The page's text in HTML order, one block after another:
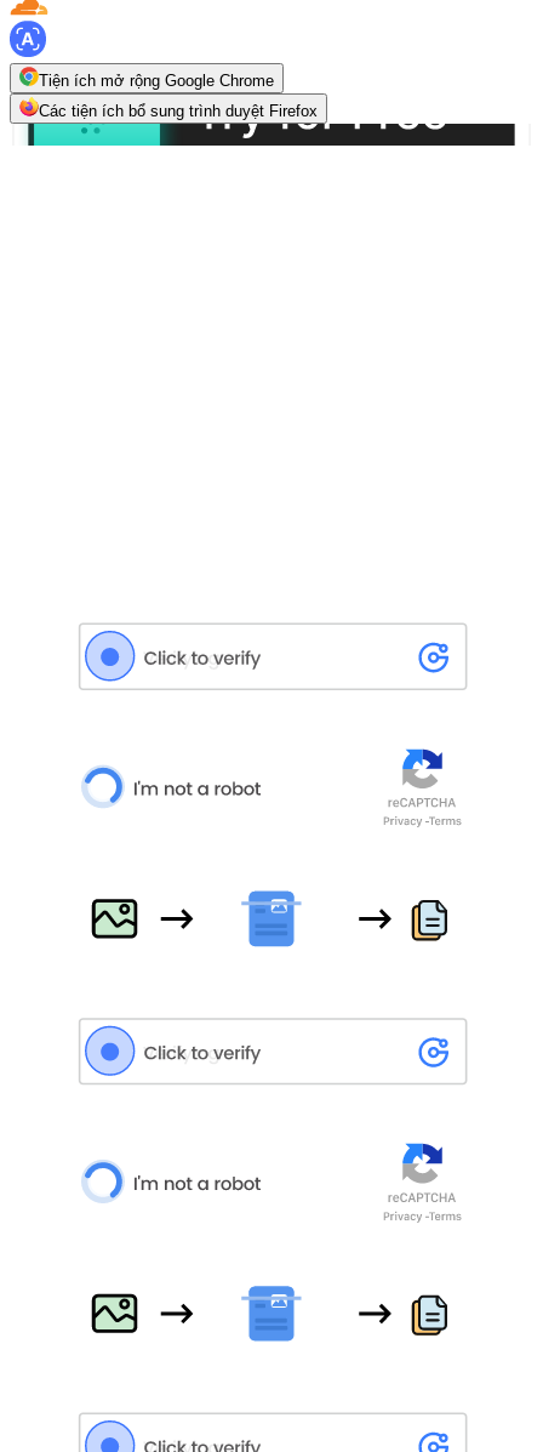
Tiện ích mở rộng Google Chrome
Các tiện ích bổ sung trình duyệt Firefox